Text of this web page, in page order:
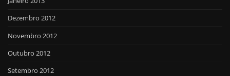
Dezembro 2012
Novembro 2012
Outubro 2012
Setembro 2012